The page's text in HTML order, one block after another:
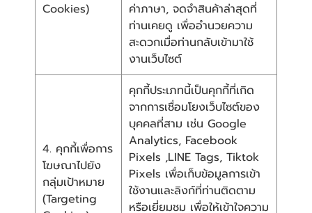
Cookies)
ค่าภาษา, จดจำสินค้าล่าสุดที่
ท่านเคยดู เพื่ออำนวยความ
สะดวกเมื่อท่านกลับเข้ามาใช้
งานเว็บไซต์
4. คุกกี้เพื่อการ
โฆษณาไปยัง
กลุ่มเป้าหมาย
(Targeting
คุกกี้ประเภทนี้เป็นคุกกี้ที่เกิด
จากการเชื่อมโยงเว็บไซต์ของ
บุคคลที่สาม เช่น Google
Analytics, Facebook
Pixels ,LINE Tags, Tiktok
Pixels เพื่อเก็บข้อมูลการเข้า
ใช้งานและลิงก์ที่ท่านติดตาม
หรือเยี่ยมชม เพื่อให้เข้าใจความ